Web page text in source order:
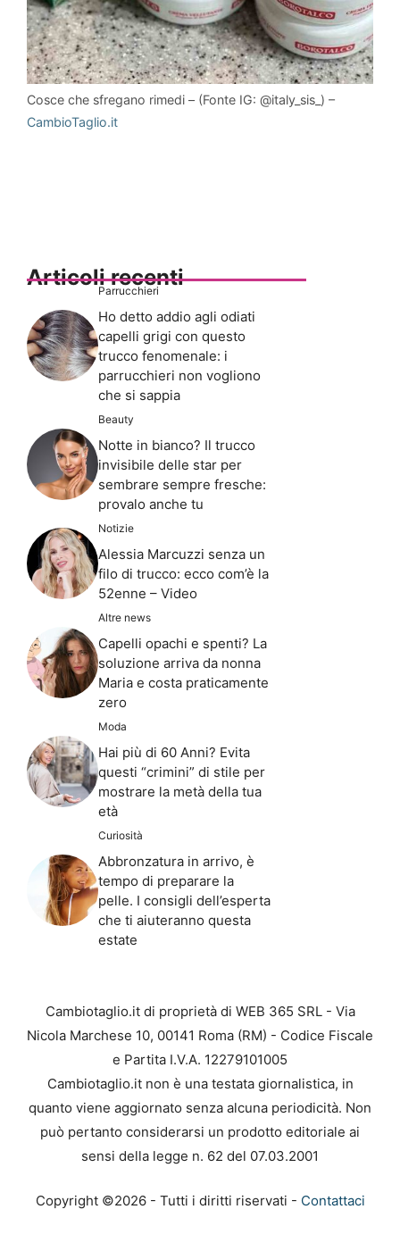
Cosce che sfregano rimedi – (Fonte IG: @italy_sis_) –
CambioTaglio.it
Articoli recenti
Parrucchieri
Ho detto addio agli odiati
capelli grigi con questo
trucco fenomenale: i
parrucchieri non vogliono
che si sappia
Beauty
Notte in bianco? Il trucco
invisibile delle star per
sembrare sempre fresche:
provalo anche tu
Notizie
Alessia Marcuzzi senza un
filo di trucco: ecco com’è la
52enne – Video
Altre news
Capelli opachi e spenti? La
soluzione arriva da nonna
Maria e costa praticamente
zero
Moda
Hai più di 60 Anni? Evita
questi “crimini” di stile per
mostrare la metà della tua
età
Curiosità
Abbronzatura in arrivo, è
tempo di preparare la
pelle. I consigli dell’esperta
che ti aiuteranno questa
estate
Cambiotaglio.it di proprietà di WEB 365 SRL - Via
Nicola Marchese 10, 00141 Roma (RM) - Codice Fiscale
e Partita I.V.A. 12279101005
Cambiotaglio.it non è una testata giornalistica, in
quanto viene aggiornato senza alcuna periodicità. Non
può pertanto considerarsi un prodotto editoriale ai
sensi della legge n. 62 del 07.03.2001
Copyright ©2026 - Tutti i diritti riservati - Contattaci